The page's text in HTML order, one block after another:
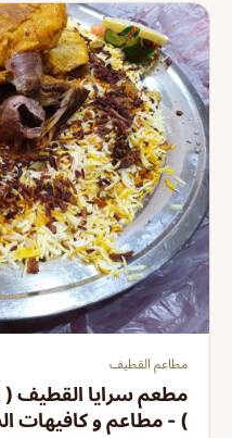
مطاعم القطيف
مطعم سرايا القطيف (
) - مطاعم و كافيهات